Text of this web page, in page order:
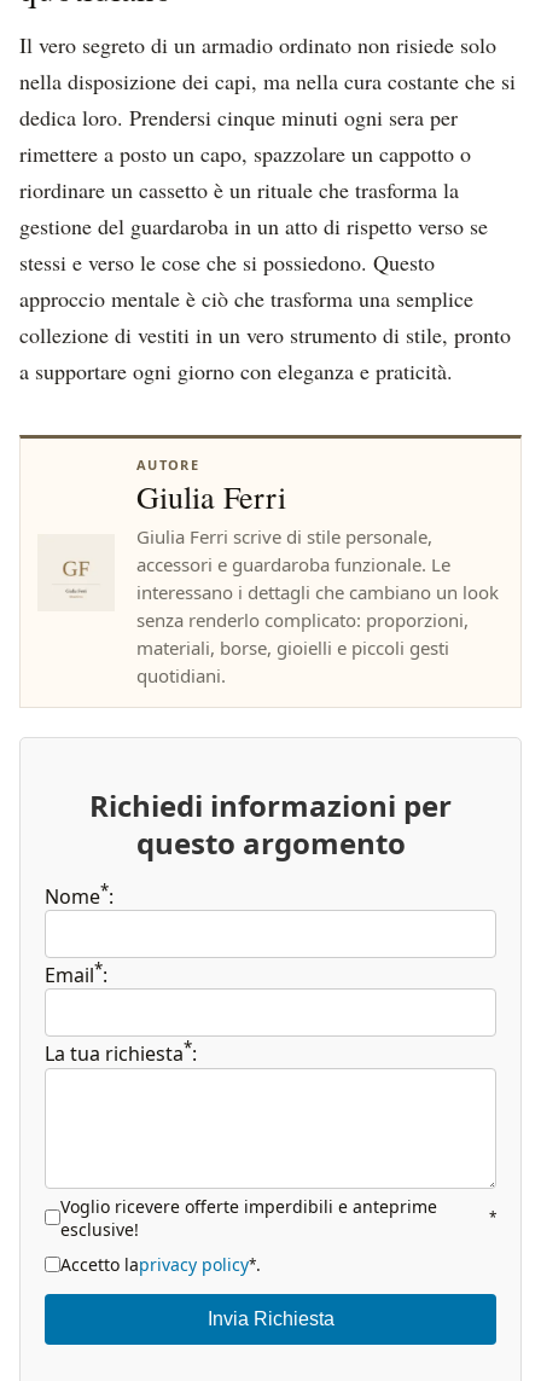
Il vero segreto di un armadio ordinato non risiede solo
nella disposizione dei capi, ma nella cura costante che si
dedica loro. Prendersi cinque minuti ogni sera per
rimettere a posto un capo, spazzolare un cappotto o
riordinare un cassetto è un rituale che trasforma la
gestione del guardaroba in un atto di rispetto verso se
stessi e verso le cose che si possiedono. Questo
approccio mentale è ciò che trasforma una semplice
collezione di vestiti in un vero strumento di stile, pronto
a supportare ogni giorno con eleganza e praticità.
AUTORE
Giulia Ferri
Giulia Ferri scrive di stile personale,
accessori e guardaroba funzionale. Le
interessano i dettagli che cambiano un look
senza renderlo complicato: proporzioni,
materiali, borse, gioielli e piccoli gesti
quotidiani.
Richiedi informazioni per
questo argomento
Nome*:
Email*:
La tua richiesta*:
Voglio ricevere offerte imperdibili e anteprime
esclusive!
*
Accetto laprivacy policy*.
Invia Richiesta